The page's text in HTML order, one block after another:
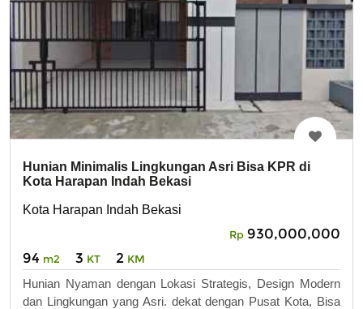
Hunian Minimalis Lingkungan Asri Bisa KPR di
Kota Harapan Indah Bekasi
Kota Harapan Indah Bekasi
Rp 930,000,000
94 m2 3 KT 2 KM
Hunian Nyaman dengan Lokasi Strategis, Design Modern
dan Lingkungan yang Asri. dekat dengan Pusat Kota, Bisa